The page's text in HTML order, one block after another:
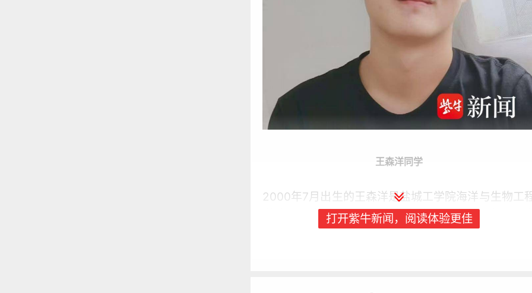
王森洋同学
2000年7月出生的王森洋是盐城工学院海洋与生物工
学院2018级本科生，目前在华中农业大学渔业资源
业读研。“在紫外线辐射和机械磨蚀等作用下，海洋
打开紫牛新闻，阅读体验更佳